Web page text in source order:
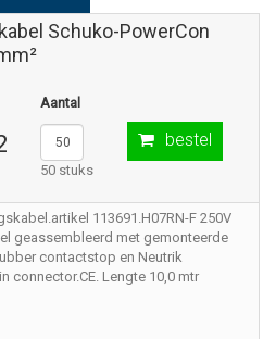
Schuko-PowerCon
Aantal
50 stuks
bestel
113691.H07RN-F 250V
geassembleerd met gemonteerde
contactstop en Neutrik
connector.CE. Lengte 10,0 mtr